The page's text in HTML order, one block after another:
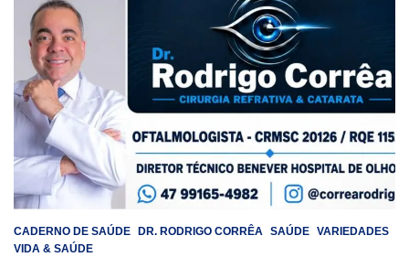
CADERNO DE SAÚDE DR. RODRIGO CORRÊA SAÚDE VARIEDADES
VIDA & SAÚDE